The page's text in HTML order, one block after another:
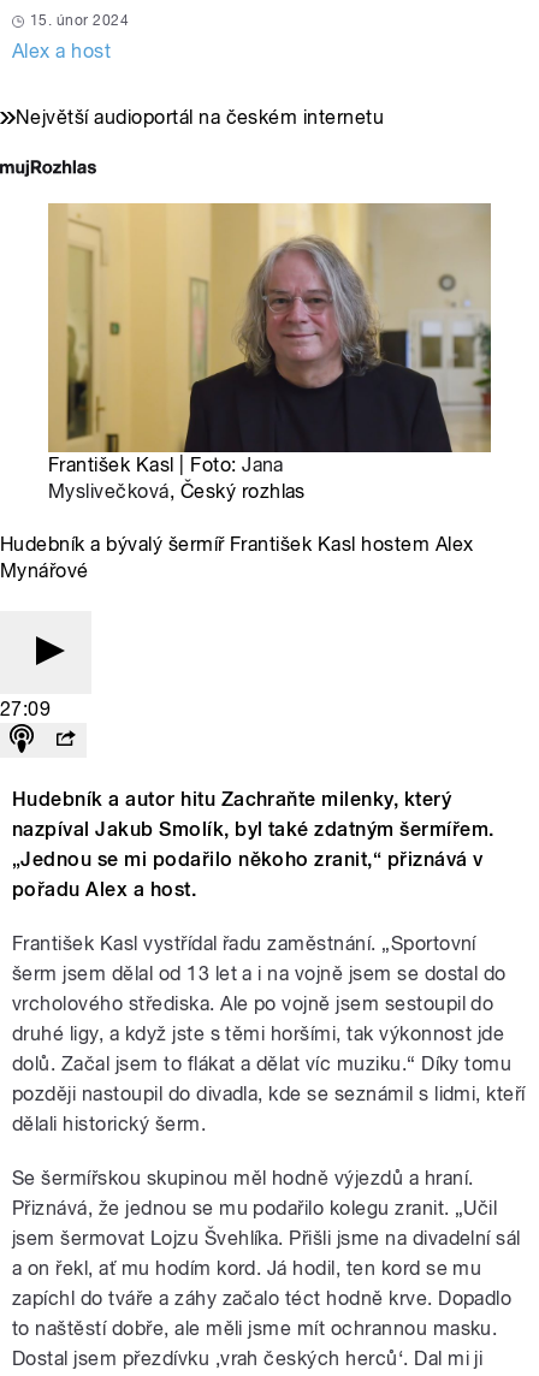
15. únor 2024
Alex a host
Největší audioportál na českém internetu
František Kasl | Foto:Jana
Myslivečková, Český rozhlas
Hudebník a bývalý šermíř František Kasl hostem Alex
Mynářové
27:09
Hudebník a autor hitu Zachraňte milenky, který
nazpíval Jakub Smolík, byl také zdatným šermířem.
„Jednou se mi podařilo někoho zranit,“ přiznává v
pořadu Alex a host.
František Kasl vystřídal řadu zaměstnání. „Sportovní
šerm jsem dělal od 13 let a i na vojně jsem se dostal do
vrcholového střediska. Ale po vojně jsem sestoupil do
druhé ligy, a když jste s těmi horšími, tak výkonnost jde
dolů. Začal jsem to flákat a dělat víc muziku.“ Díky tomu
později nastoupil do divadla, kde se seznámil s lidmi, kteří
dělali historický šerm.
Se šermířskou skupinou měl hodně výjezdů a hraní.
Přiznává, že jednou se mu podařilo kolegu zranit. „Učil
jsem šermovat Lojzu Švehlíka. Přišli jsme na divadelní sál
a on řekl, ať mu hodím kord. Já hodil, ten kord se mu
zapíchl do tváře a záhy začalo téct hodně krve. Dopadlo
to naštěstí dobře, ale měli jsme mít ochrannou masku.
Dostal jsem přezdívku ‚vrah českých herců‘. Dal mi ji